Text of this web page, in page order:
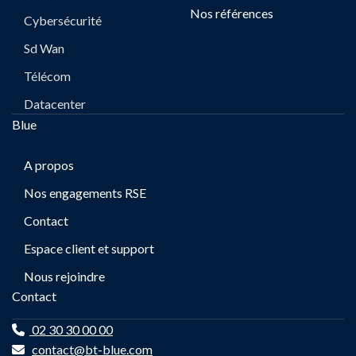
Cybersécurité
Sd Wan
Télécom
Datacenter
Nos références
Blue
A propos
Nos engagements RSE
Contact
Espace client et support
Nous rejoindre
Contact
02 30 30 00 00
contact@bt-blue.com